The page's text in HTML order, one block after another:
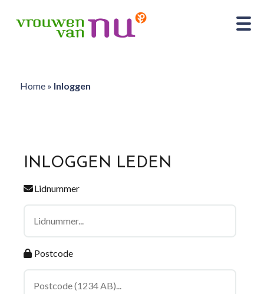
Home» Inloggen
INLOGGEN LEDEN
Lidnummer
Postcode